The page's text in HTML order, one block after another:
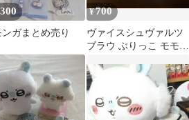
ンガまとめ売り
¥700
ヴァイスシュヴァルツ
ブラウ ぶりっこ モモン